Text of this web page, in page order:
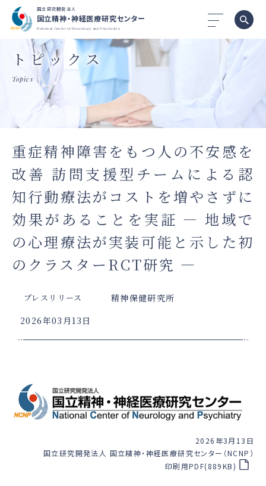
国立研究開発法人
国立精神・神経医療研究センター
National Center of Neurology and Psychiatry
トピックス
Topics
重症精神障害をもつ人の不安感を
改善 訪問支援型チームによる認
知行動療法がコストを増やさずに
効果があることを実証 ― 地域で
の心理療法が実装可能と示した初
のクラスターRCT研究 ―
プレスリリース
精神保健研究所
2026年03月13日
2026年3月13日
国立研究開発法人 国立精神・神経医療研究センター（NCNP）
印刷用PDF(889KB)